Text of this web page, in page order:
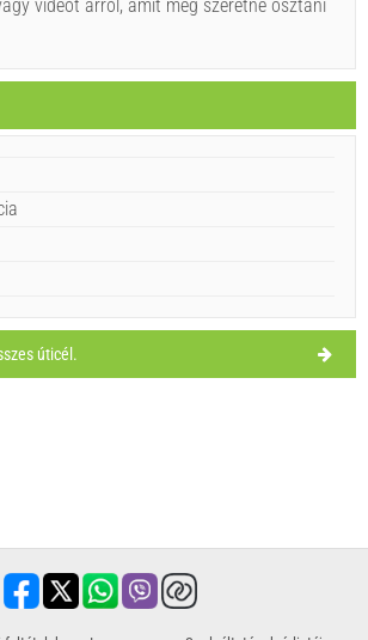
33°C clear sky
32°C clear sky
(Étterem) Selca
Kell látogatni(/)
videót arról, amit meg szeretne osztani
úticél.